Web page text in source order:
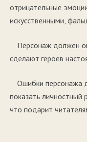
отрицательные
искусственными,
Персонаж должен
сделают героев
Ошибки персонажа
показать личностный
что подарит